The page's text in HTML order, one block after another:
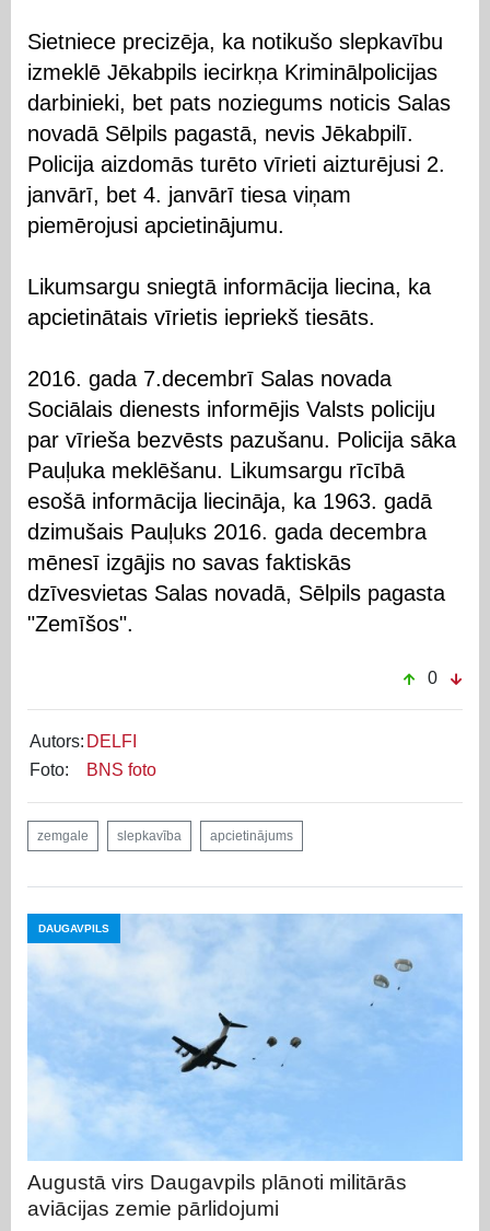
Sietniece precizēja, ka notikušo slepkavību
izmeklē Jēkabpils iecirkņa Kriminālpolicijas
darbinieki, bet pats noziegums noticis Salas
novadā Sēlpils pagastā, nevis Jēkabpilī.
Policija aizdomās turēto vīrieti aizturējusi 2.
janvārī, bet 4. janvārī tiesa viņam
piemērojusi apcietinājumu.
Likumsargu sniegtā informācija liecina, ka
apcietinātais vīrietis iepriekš tiesāts.
2016. gada 7.decembrī Salas novada
Sociālais dienests informējis Valsts policiju
par vīrieša bezvēsts pazušanu. Policija sāka
Pauļuka meklēšanu. Likumsargu rīcībā
esošā informācija liecināja, ka 1963. gadā
dzimušais Pauļuks 2016. gada decembra
mēnesī izgājis no savas faktiskās
dzīvesvietas Salas novadā, Sēlpils pagasta
"Zemīšos".
0
Autors: DELFI
Foto:
BNS foto
zemgale slepkavība apcietinājums
DAUGAVPILS
Augustā virs Daugavpils plānoti militārās
aviācijas zemie pārlidojumi